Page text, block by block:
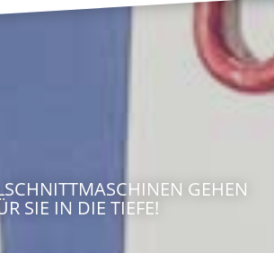
GEHEN
SIE IN DIE TIEFE!